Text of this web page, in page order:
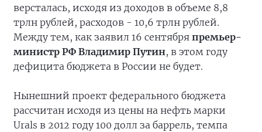
версталась, исходя из доходов в объеме 8,8
трлн рублей, расходов - 10,6 трлн рублей.
Между тем, как заявил 16 сентября премьер-
министр РФ Владимир Путин, в этом году
дефицита бюджета в России не будет.
Нынешний проект федерального бюджета
рассчитан исходя из цены на нефть марки
Urals в 2012 году 100 долл за баррель, темпа